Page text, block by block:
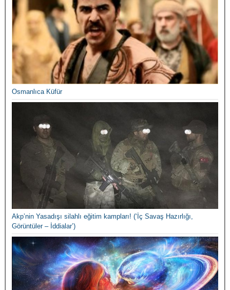
Osmanlıca Küfür
Akp’nin Yasadışı silahlı eğitim kampları! (‘İç Savaş Hazırlığı,
Görüntüler – İddialar’)